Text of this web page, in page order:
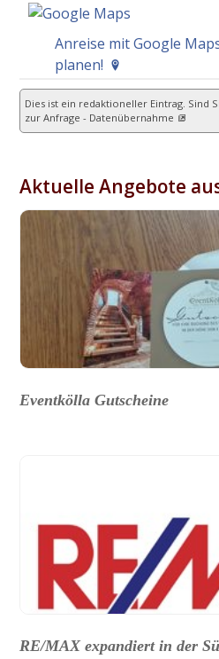
Anreise mit Google
planen!
Dies ist ein redaktioneller Eintrag. Sind
zur Anfrage - Datenübernahme
Aktuelle Angebote
Eventkölla Gutscheine
RE/MAX expandiert in der